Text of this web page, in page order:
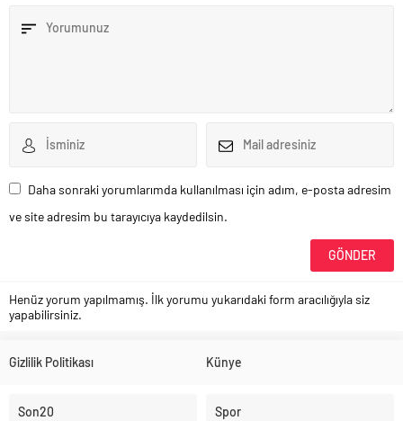
Daha sonraki yorumlarımda kullanılması için adım, e-posta adresim
ve site adresim bu tarayıcıya kaydedilsin.
Henüz yorum yapılmamış. İlk yorumu yukarıdaki form aracılığıyla siz
yapabilirsiniz.
Gizlilik Politikası Künye
Son20 Spor